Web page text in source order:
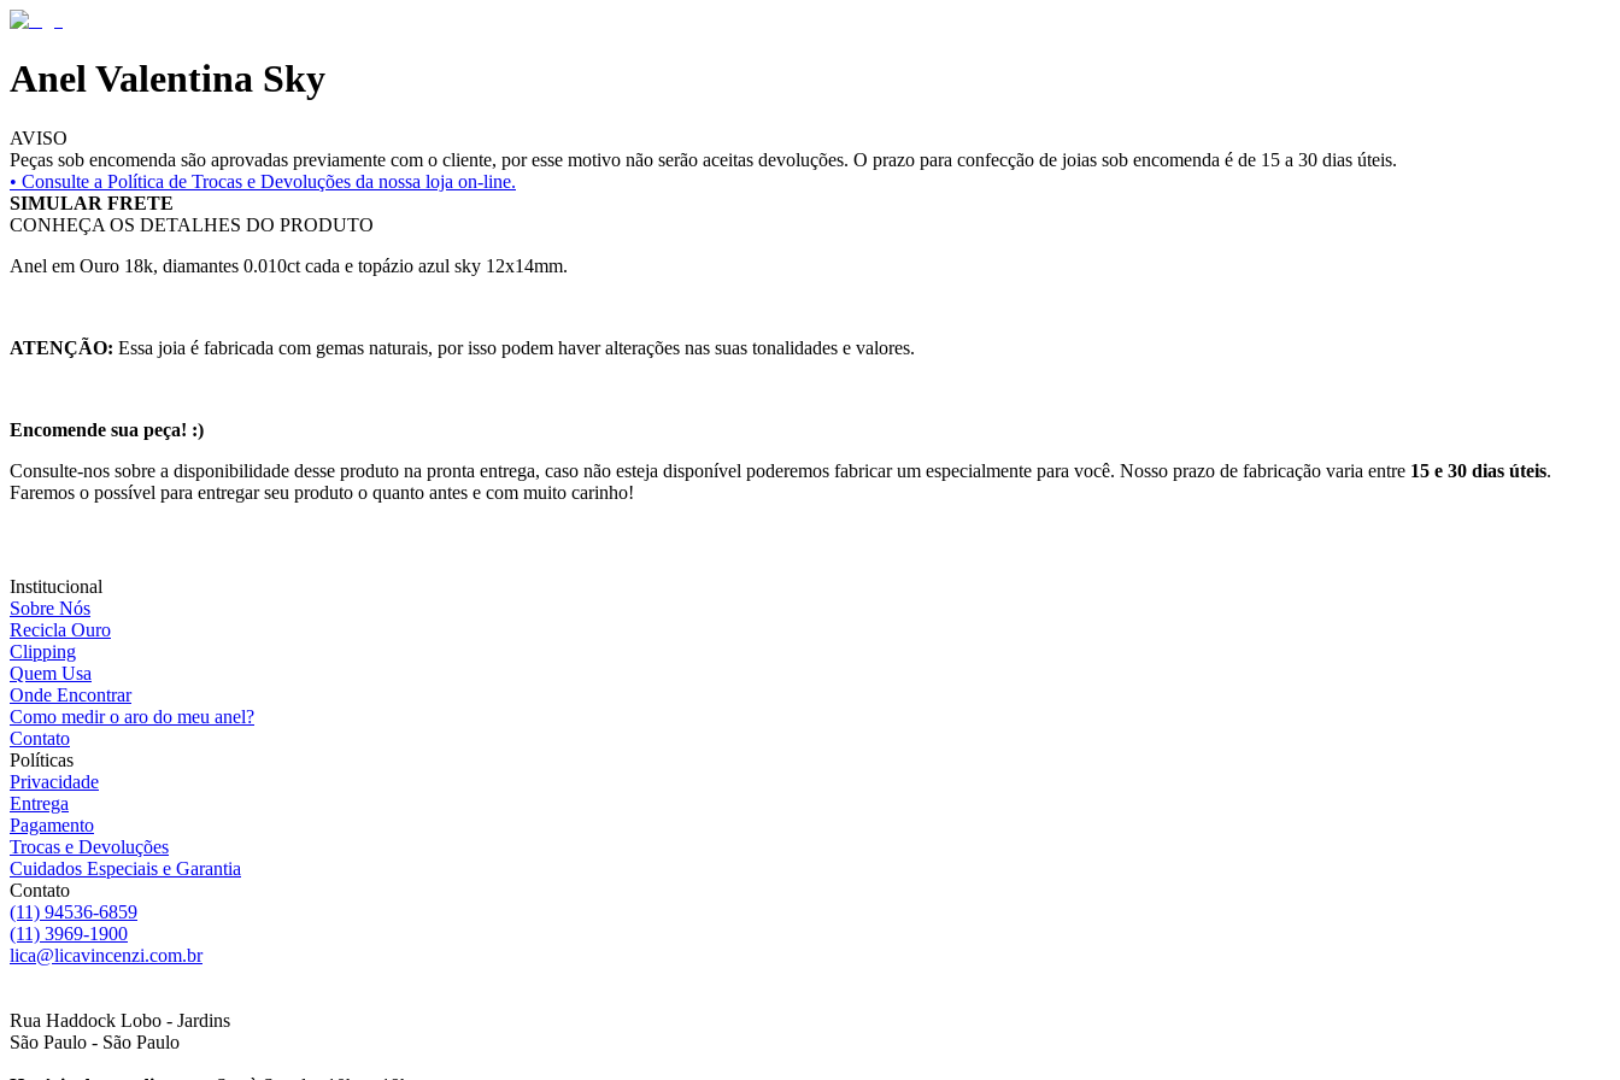
Anel Valentina Sky
AVISO
Peças sob encomenda são aprovadas previamente com o cliente, por esse motivo não serão aceitas devoluções. O prazo para confecção de joias sob encomenda é de 15 a 30 dias úteis.
• Consulte a Política de Trocas e Devoluções da nossa loja on-line.
SIMULAR FRETE
CONHEÇA OS DETALHES DO PRODUTO
Anel em Ouro 18k, diamantes 0.010ct cada e topázio azul sky 12x14mm.
ATENÇÃO: Essa joia é fabricada com gemas naturais, por isso podem haver alterações nas suas tonalidades e valores.
Encomende sua peça! :)
Consulte-nos sobre a disponibilidade desse produto na pronta entrega, caso não esteja disponível poderemos fabricar um especialmente para você. Nosso prazo de fabricação varia entre 15 e 30 dias úteis.
Faremos o possível para entregar seu produto o quanto antes e com muito carinho!
Institucional
Sobre Nós
Recicla Ouro
Clipping
Quem Usa
Onde Encontrar
Como medir o aro do meu anel?
Contato
Políticas
Privacidade
Entrega
Pagamento
Trocas e Devoluções
Cuidados Especiais e Garantia
Contato
(11) 94536-6859
(11) 3969-1900
lica@licavincenzi.com.br
Rua Haddock Lobo - Jardins
São Paulo - São Paulo